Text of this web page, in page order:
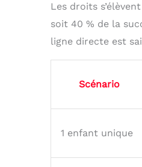
Les droits
soit 40 % de la
ligne directe est
Scénario
1 enfant unique